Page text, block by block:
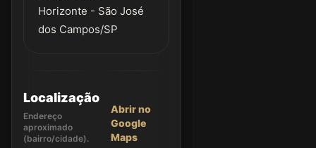
Horizonte - São José
dos Campos/SP
Localização
Endereço
aproximado
(bairro/cidade).
Abrir no
Google
Maps